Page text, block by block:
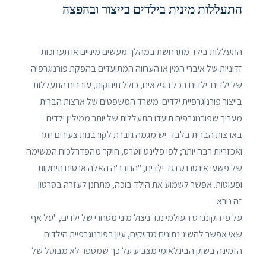
התעללות מינית בילדים בייצור ובהפצה
התעללות בילד מתרחשת במהלך מעשים מיניים או תערוכות
זדוניות של איברי המין או הערווה המתועדים בהפקת פורנוגרפיה
של ילדים. ילדים בכל הגילאים, כולל תינוקות, עוברים התעללות
בייצור פורנוגרפיית ילדים. משרד המשפטים של ארצות הברית
מעריך שפורנוגרפים תיעדו התעללות של יותר ממיליון ילדים
בארצות הברית בלבד. יש מגמה גוברת לקורבנות צעירים יותר
ואכזריות רבה יותר; לפי פלינט ווטרס, חוקר מהפדרלכוח המשימה
של פשעי אינטרנט נגד ילדים, "החבר'ה האלה אנסים תינוקות
ופעוטות. אפשר לשמוע את הילד בוכה, מתחנן לעזרה בסרטון.
זה נורא.
על פי הקונגרס העולמי נגד ניצול מיני מסחרי של ילדים, "על אף
שאי אפשר להשיג נתונים מדויקים, עיון בפורנוגרפיית הילדים
הזמינה בשוק הבינלאומי מצביע על כך שמספר לא מבוטל של